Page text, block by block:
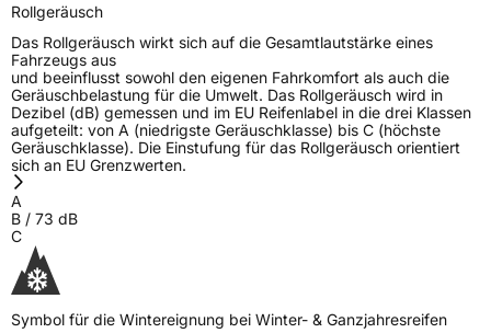
Rollgeräusch
Das Rollgeräusch wirkt sich auf die Gesamtlautstärke eines
Fahrzeugs aus
und beeinflusst sowohl den eigenen Fahrkomfort als auch die
Geräuschbelastung für die Umwelt. Das Rollgeräusch wird in
Dezibel (dB) gemessen und im EU Reifenlabel in die drei Klassen
aufgeteilt: von A (niedrigste Geräuschklasse) bis C (höchste
Geräuschklasse). Die Einstufung für das Rollgeräusch orientiert
sich an EU Grenzwerten.
A
B / 73 dB
C
Symbol für die Wintereignung bei Winter- & Ganzjahresreifen